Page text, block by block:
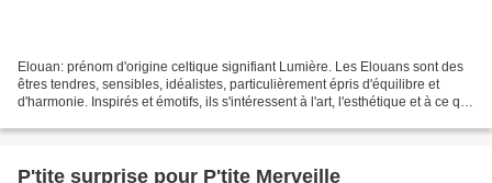
Elouan: prénom d'origine celtique signifiant Lumière. Les Elouans sont des
êtres tendres, sensibles, idéalistes, particulièrement épris d'équilibre et
d'harmonie. Inspirés et émotifs, ils s'intéressent à l'art, l'esthétique et à ce qui
P'tite surprise pour P'tite Merveille